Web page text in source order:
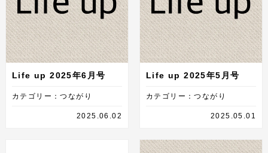
Life up 2025年6月号
カテゴリー：つながり
2025.06.02
Life up 2025年5月号
カテゴリー：つながり
2025.05.01